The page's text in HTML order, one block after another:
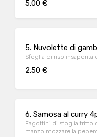
5.00 €
5. Nuvolette di
Sfoglia di riso insaporita
2.50 €
6. Samosa al curry
Fagottini di sfoglia fritto
manzo mozzarella